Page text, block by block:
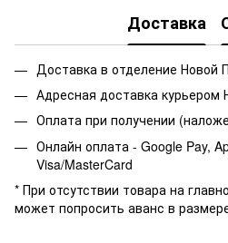
Доставка
Доставка в отделение Новой
Адресная доставка курьером
Оплата при получении
Онлайн оплата - Google Pay,
Visa/MasterCard
* При отсутствии товара на
может попросить аванс в